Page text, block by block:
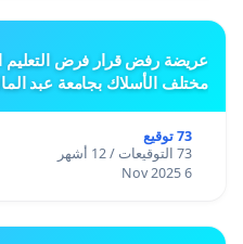
عريضة رفض قرار فرض
مختلف الأسلاك بجامعة عبد
73 توقيع
73 التوقيعات / 12 أشهر
6 Nov 2025